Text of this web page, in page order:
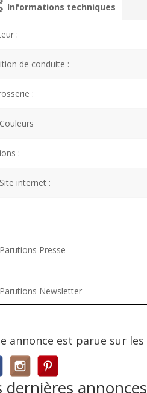
Informations techniques
:
de conduite :
:
Couleurs
:
Site internet :
Parutions Presse
Parutions Newsletter
annonce est parue sur les
dernières